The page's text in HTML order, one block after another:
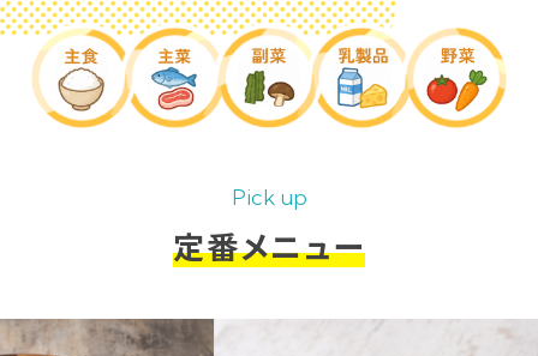
Pick up
定番メニュー